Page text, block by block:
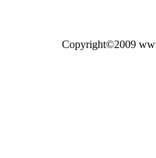
Copyright©2009